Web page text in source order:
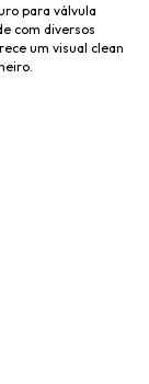
para válvula
com diversos
um visual clean